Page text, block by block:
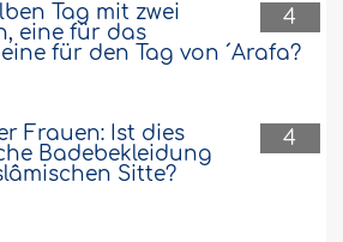
4
Tag mit zwei
eine für das
für den Tag von ´Arafa?
4
Frauen: Ist dies
Badebekleidung
Sitte?